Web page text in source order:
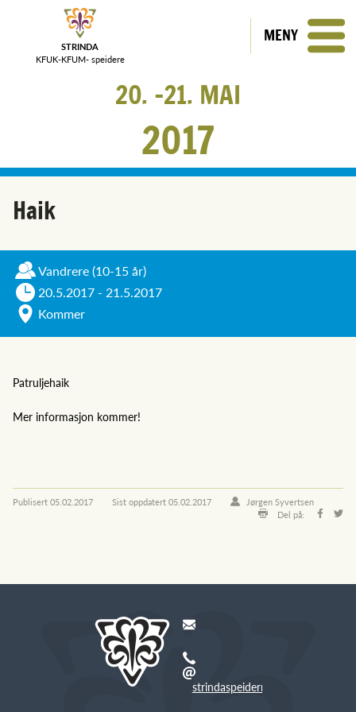
STRINDA
KFUK-KFUM- speidere
MENY
20. 21. MAI
2017
Haik
Vandrere(10-15 år)
20.5.2017 - 21.5.2017
Kommer
Patruljehaik
Mer informasjon kommer!
Publisert05.02.2017 Sist oppdatert05.02.2017
Jørgen Syvertsen
Del på:
strindaspeiderne@gmail.com